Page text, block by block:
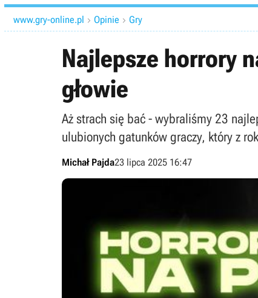
www.gry-online.pl  Opinie  Gry
Najlepsze horrory
głowie
Aż strach się bać - wybraliśmy 23
ulubionych gatunków graczy, który z
Michał Pajda23 lipca 2025 16:47